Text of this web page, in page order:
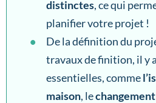
distinctes, ce qui
planifier votre projet !
De la définition du
travaux de finition, il y
essentielles, comme
maison, le